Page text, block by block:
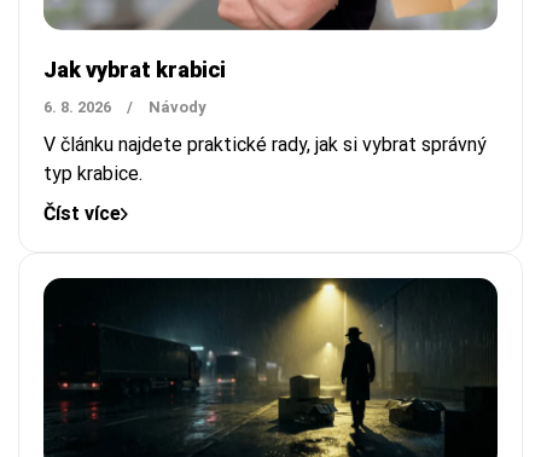
Jak vybrat krabici
6. 8. 2026 / Návody
V článku najdete praktické rady, jak si vybrat správný
typ krabice.
Číst více